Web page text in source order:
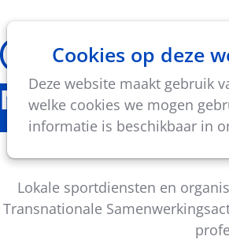
Cookies op deze
Deze website maakt gebruik
welke cookies we mogen
informatie is beschikbaar in
Thema's
Nieuws
Nieuwe
Lokale sportdiensten en
Transnationale